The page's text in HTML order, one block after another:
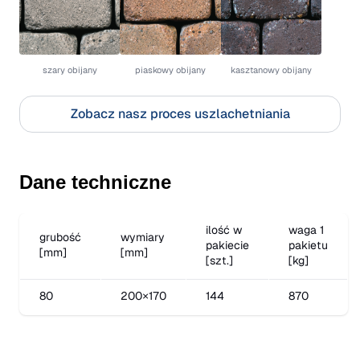
szary obijany piaskowy obijany kasztanowy obijany
Zobacz nasz proces uszlachetniania
Dane techniczne
grubość
[mm]
wymiary
[mm]
ilość w
pakiecie
[szt.]
waga 1
pakietu
[kg]
80 200×170 144 870